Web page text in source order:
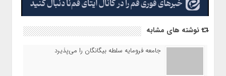
نوشته های مشابه
جامعه فرومایه سلطه بیگانگان را می‌پذیرد